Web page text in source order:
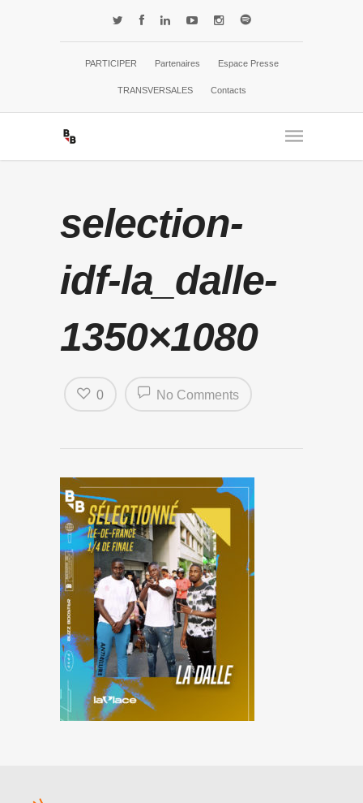
PARTICIPER Partenaires Espace Presse
TRANSVERSALES Contacts
selection-
idf-la_dalle-
1350×1080
No Comments
0